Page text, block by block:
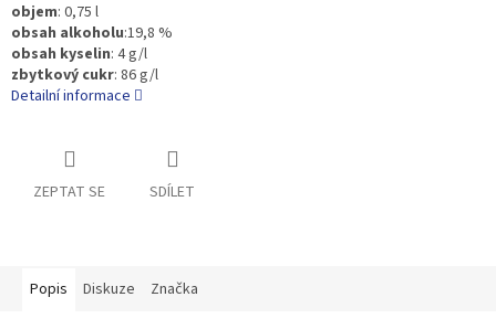
objem: 0,75 l
obsah alkoholu:19,8 %
obsah kyselin: 4 g/l
zbytkový cukr: 86 g/l
Detailní informace
ZEPTAT SE SDÍLET
Popis Diskuze Značka